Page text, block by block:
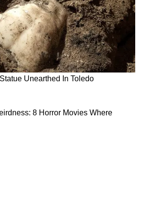
संस्थानों के बोर्ड में भी निभा रहे हैं
बैंकिंग संचालन तक सीमित नहीं
Bank Tanzania Ltd के
अलावा उन्होंने FIMMDA,
Market Association जैसे
में भी बैंक का प्रतिनिधित्व किया है।
स्टेट फाइनेंशियल कॉरपोरेशन और